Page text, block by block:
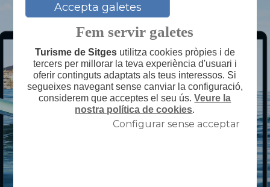
Accepta galetes
Fem servir galetes
Turisme de Sitgesutilitza cookies pròpies i de
tercers per millorar la teva experiència d'usuari i
oferir continguts adaptats als teus interessos. Si
segueixes navegant sense canviar la configuració,
considerem que acceptes el seu ús.Veure la
nostra política de cookies.
Configurar sense acceptar